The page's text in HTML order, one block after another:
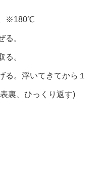
※180℃
。
。
。浮いてきてから１
裏、ひっくり返す)